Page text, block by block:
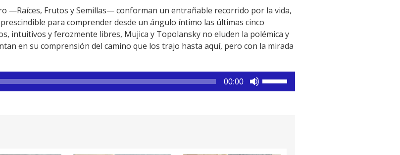
—Raíces, Frutos y Semillas— conforman un entrañable recorrido por la vida,
para comprender desde un ángulo íntimo las últimas cinco
intuitivos y ferozmente libres, Mujica y Topolansky no eluden la polémica y
en su comprensión del camino que los trajo hasta aquí, pero con la mirada
00:00